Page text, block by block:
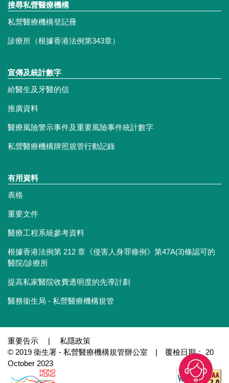
搜尋私營醫療機構
私營醫療機構登記冊
診療所（根據香港法例第343章）
宣傳及統計數字
給醫生及牙醫的信
推廣資料
醫療風險警示事件及重要風險事件統計數字
私營醫療機構牌照規管行動記錄
有用資料
表格
重要文件
醫療工程系統參考資料
根據香港法例第 212 章《侵害人身罪條例》第47A(3)條認可的
醫院/診療所
提高私家醫院收費透明度的先導計劃
醫務衞生局 - 私營醫療機構規管
重要告示 | 私隱政策
© 2019 衞生署 - 私營醫療機構規管辦公室 | 覆檢日期： 20
October 2023